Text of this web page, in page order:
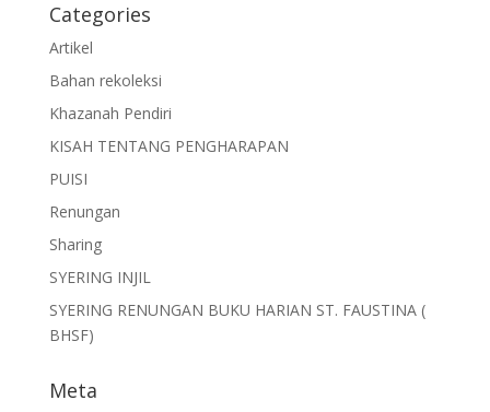
Categories
Artikel
Bahan rekoleksi
Khazanah Pendiri
KISAH TENTANG PENGHARAPAN
PUISI
Renungan
Sharing
SYERING INJIL
SYERING RENUNGAN BUKU HARIAN ST. FAUSTINA (
BHSF)
Meta